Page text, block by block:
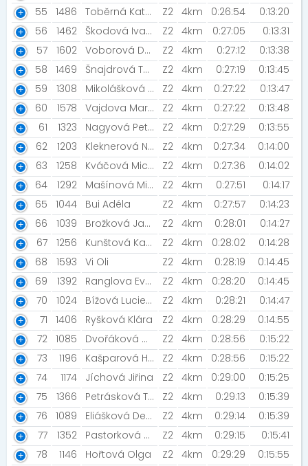
55
1486 Toběrná Katarína Z2 4km 0:26:54
0:13:20
56
1462 Škodová Ivana Z2 4km 0:27:05
0:13:31
57
1602 Voborová Denisa [Sneci v behu] Z2 4km 0:27:12
0:13:38
58
1469 Šnajdrová Tereza Z2 4km 0:27:19
0:13:45
59
1308 Mikolášková Alena Z2 4km 0:27:22
0:13:47
60
1578 Vajdova Martina Z2 4km 0:27:22
0:13:48
61
1323 Nagyová Petra [Šneci v běhu ] Z2 4km 0:27:29
0:13:55
62
1203 Kleknerová Nikola Z2 4km 0:27:34
0:14:00
63
1258 Kváčová Michaela [Šneci v běhu / Prostě běž!] Z2 4km 0:27:36
0:14:02
64
1292 Mašínová Miluše Z2 4km 0:27:51
0:14:17
65
1044 Bui Adéla Z2 4km 0:27:57
0:14:23
66
1039 Brožková Jana Z2 4km 0:28:01
0:14:27
67
1256 Kunštová Kateřina [Rozběháme Strakonice] Z2 4km 0:28:02
0:14:28
68
1593 Vi Oli Z2 4km 0:28:19
0:14:45
69
1392 Ranglova Eva [PROSTĚ BĚŽ!] Z2 4km 0:28:20
0:14:45
70
1024 Bížová Lucie [Běžec+] Z2 4km 0:28:21
0:14:47
71
1406 Ryšková Klára Z2 4km 0:28:29
0:14:55
72 1085 Dvořáková Gabriela Z2 4km 0:28:56
0:15:22
73
1196 Kašparová Hana [Prostě běž!] Z2 4km 0:28:56
0:15:22
74
1174 Jíchová Jiřina Z2 4km 0:29:00
0:15:25
75
1366 Petrásková Tereza Z2 4km 0:29:13
0:15:39
76
1089 Eliášková Denisa Z2 4km 0:29:14
0:15:39
77
1352 Pastorková Eva Z2 4km 0:29:15
0:15:41
78
1146 Hořtová Olga Z2 4km 0:29:29
0:15:55